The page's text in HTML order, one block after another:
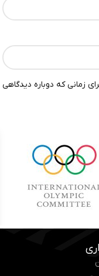
زمانی که دوباره دیدگاهی